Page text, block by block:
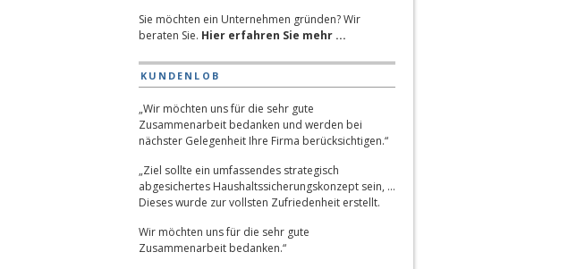
Sie möchten ein Unternehmen gründen? Wir
beraten Sie. Hier erfahren Sie mehr ...
KUNDENLOB
„Wir möchten uns für die sehr gute
Zusammenarbeit bedanken und werden bei
nächster Gelegenheit Ihre Firma berücksichtigen.“
„Ziel sollte ein umfassendes strategisch
abgesichertes Haushaltssicherungskonzept sein, …
Dieses wurde zur vollsten Zufriedenheit erstellt.
Wir möchten uns für die sehr gute
Zusammenarbeit bedanken.“